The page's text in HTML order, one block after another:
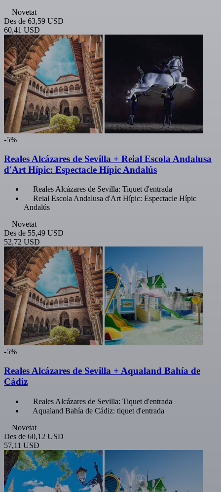
Novetat
Des de 63,59 USD
60,41 USD
-5%
Reales Alcázares de Sevilla + Reial Escola Andalusa
d'Art Hípic: Espectacle Hípic Andalús
Reales Alcázares de Sevilla: Tiquet d'entrada
Reial Escola Andalusa d'Art Hípic: Espectacle Hípic
Andalús
Novetat
Des de 55,49 USD
52,72 USD
-5%
Reales Alcázares de Sevilla + Aqualand Bahía de
Cádiz
Reales Alcázares de Sevilla: Tiquet d'entrada
Aqualand Bahía de Cádiz: tiquet d'entrada
Novetat
Des de 60,12 USD
57,11 USD